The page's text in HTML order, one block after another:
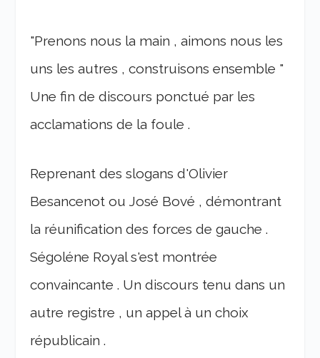
"Prenons nous la main , aimons nous les
uns les autres , construisons ensemble "
Une fin de discours ponctué par les
acclamations de la foule .
Reprenant des slogans d'Olivier
Besancenot ou José Bové , démontrant
la réunification des forces de gauche .
Ségoléne Royal s'est montrée
convaincante . Un discours tenu dans un
autre registre , un appel à un choix
républicain .